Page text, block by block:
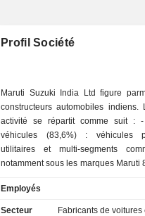
Profil Société
Maruti Suzuki India Ltd figure
constructeurs automobiles indiens.
activité se répartit comme suit : - vente de
véhicules (83,6%) : véhicules
utilitaires et multi-segments
notamment sous les marques Maruti
2021/22, le groupe a vendu 1 652
dont 1 414 277 en Inde ; - production et vente de
Employés
Secteur Fabricants de voitures